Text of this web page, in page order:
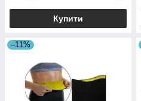
Купити
–11%